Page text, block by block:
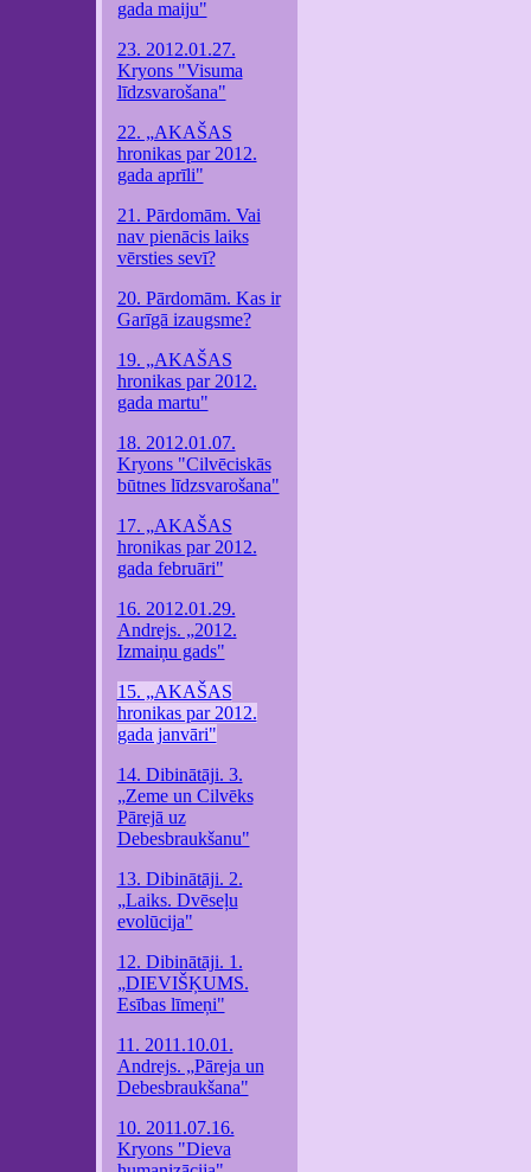
gada maiju"
23. 2012.01.27.
Kryons "Visuma
līdzsvarošana"
22. „AKAŠAS
hronikas par 2012.
gada aprīli"
21. Pārdomām. Vai
nav pienācis laiks
vērsties sevī?
20. Pārdomām. Kas ir
Garīgā izaugsme?
19. „AKAŠAS
hronikas par 2012.
gada martu"
18. 2012.01.07.
Kryons "Cilvēciskās
būtnes līdzsvarošana"
17. „AKAŠAS
hronikas par 2012.
gada februāri"
16. 2012.01.29.
Andrejs. „2012.
Izmaiņu gads"
15. „AKAŠAS
hronikas par 2012.
gada janvāri"
14. Dibinātāji. 3.
„Zeme un Cilvēks
Pārejā uz
Debesbraukšanu"
13. Dibinātāji. 2.
„Laiks. Dvēseļu
evolūcija"
12. Dibinātāji. 1.
„DIEVIŠĶUMS.
Esības līmeņi"
11. 2011.10.01.
Andrejs. „Pāreja un
Debesbraukšana"
10. 2011.07.16.
Kryons "Dieva